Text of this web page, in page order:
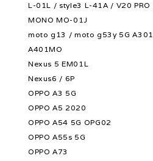
L-01L / style3 L-41A / V20 PRO
MONO MO-01J
moto g13 / moto g53y 5G
A401MO
Nexus 5 EM01L
Nexus6 / 6P
OPPO A3 5G
OPPO A5 2020
OPPO A54 5G OPG02
OPPO A55s 5G
OPPO A73